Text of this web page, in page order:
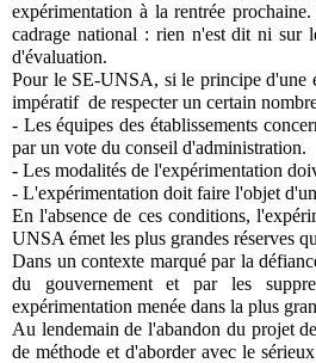
expérimentation à la rentrée
cadrage national : rien n'est dit ni sur
d'évaluation.
Pour le SE-UNSA, si le principe d'une
impératif de respecter un certain
- Les équipes des établissements
par un vote du conseil d'administration.
- Les modalités de l'expérimentation
- L'expérimentation doit faire l'objet
En l'absence de ces conditions,
UNSA émet les plus grandes réserves
Dans un contexte marqué par la
du gouvernement et par les
expérimentation menée dans la plus
Au lendemain de l'abandon du projet
de méthode et d'aborder avec le